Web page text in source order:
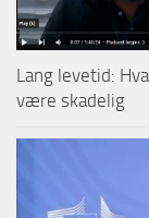
Lang levetid:
være skadelig